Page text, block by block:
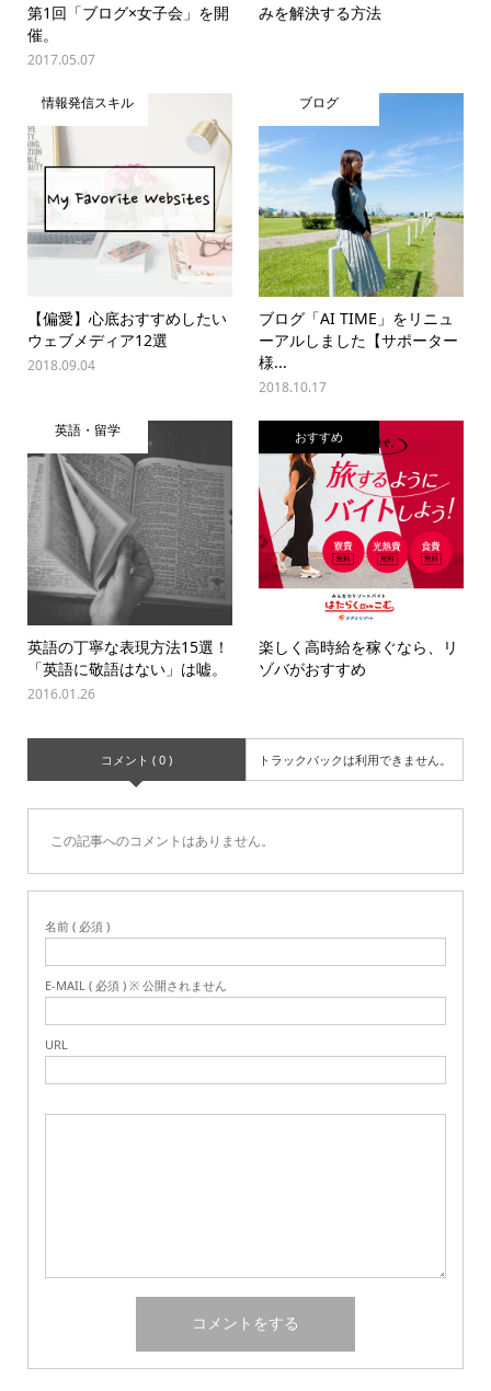
第1回「ブログ×女子会」を開
催。
2017.05.07
みを解決する方法
情報発信スキル
【偏愛】心底おすすめしたい
ウェブメディア12選
2018.09.04
ブログ
ブログ「AI TIME」をリニュ
ーアルしました【サポーター
様...
2018.10.17
英語・留学
英語の丁寧な表現方法15選！
「英語に敬語はない」は嘘。
2016.01.26
おすすめ
楽しく高時給を稼ぐなら、リ
ゾバがおすすめ
コメント ( 0 ) トラックバックは利用できません。
この記事へのコメントはありません。
名前 ( 必須 )
E-MAIL ( 必須 ) ※ 公開されません
URL